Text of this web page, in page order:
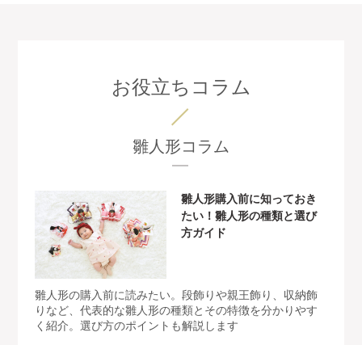
お役立ちコラム
雛人形コラム
雛人形購入前に知っておき
たい！雛人形の種類と選び
方ガイド
雛人形の購入前に読みたい。段飾りや親王飾り、収納飾
りなど、代表的な雛人形の種類とその特徴を分かりやす
く紹介。選び方のポイントも解説します